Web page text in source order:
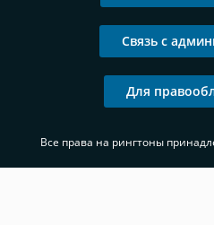
Связь с
Для
Все права на рингтоны